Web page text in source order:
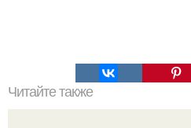
Читайте также